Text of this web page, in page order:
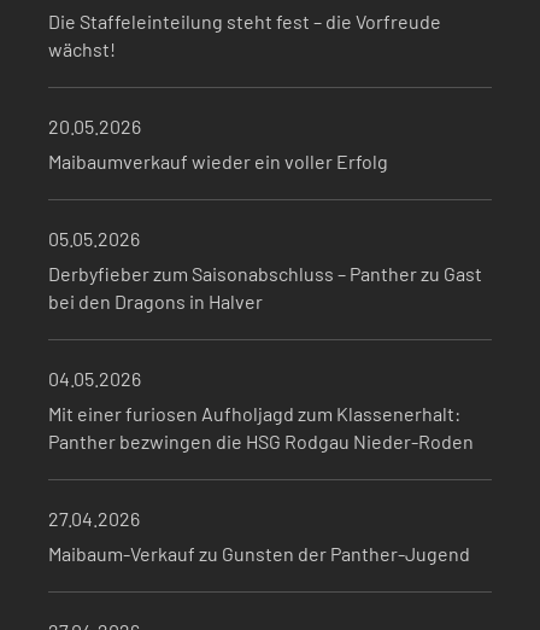
Die Staffeleinteilung steht fest – die Vorfreude
wächst!
20.05.2026
Maibaumverkauf wieder ein voller Erfolg
05.05.2026
Derbyfieber zum Saisonabschluss – Panther zu Gast
bei den Dragons in Halver
04.05.2026
Mit einer furiosen Aufholjagd zum Klassenerhalt:
Panther bezwingen die HSG Rodgau Nieder-Roden
27.04.2026
Maibaum-Verkauf zu Gunsten der Panther-Jugend